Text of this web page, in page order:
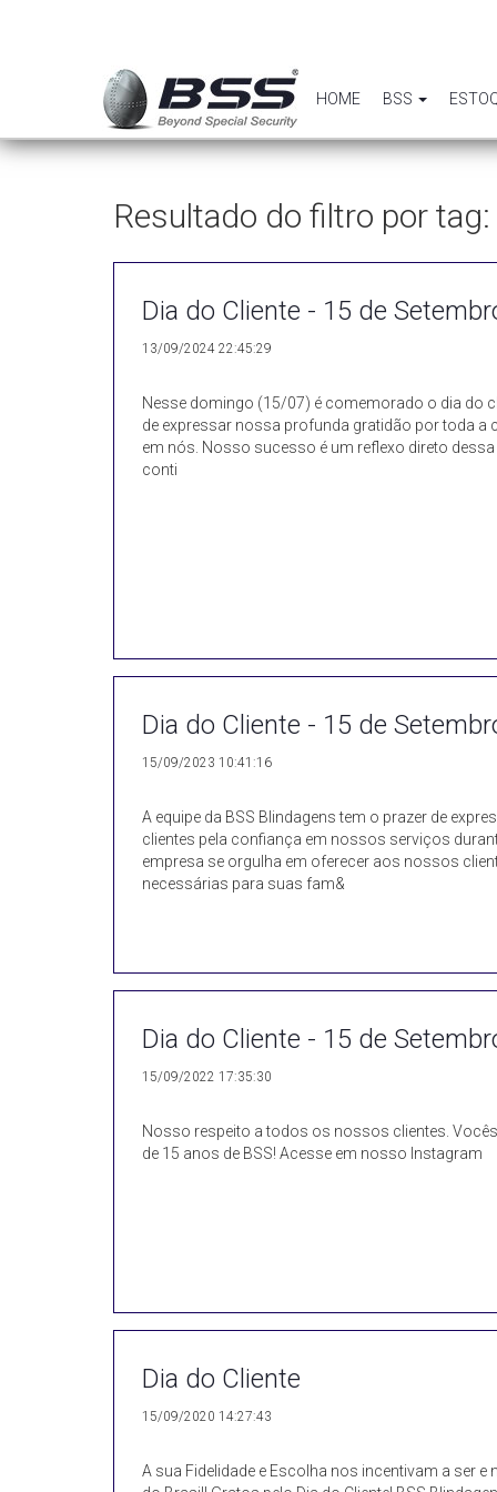
HOME BSS
Resultado do filtro por
Dia do Cliente - 15 de
13/09/2024 22:45:29
Nesse domingo (15/07) é comemorado o dia do
de expressar nossa profunda gratidão por toda a
em nós. Nosso sucesso é um reflexo direto
conti
Dia do Cliente - 15 de
15/09/2023 10:41:16
A equipe da BSS Blindagens tem o prazer de
clientes pela confiança em nossos serviços
empresa se orgulha em oferecer aos nossos
necessárias para suas fam&
Dia do Cliente - 15 de
15/09/2022 17:35:30
Nosso respeito a todos os nossos clientes.
de 15 anos de BSS! Acesse em nosso Instagram
Dia do Cliente
15/09/2020 14:27:43
A sua Fidelidade e Escolha nos incentivam a ser